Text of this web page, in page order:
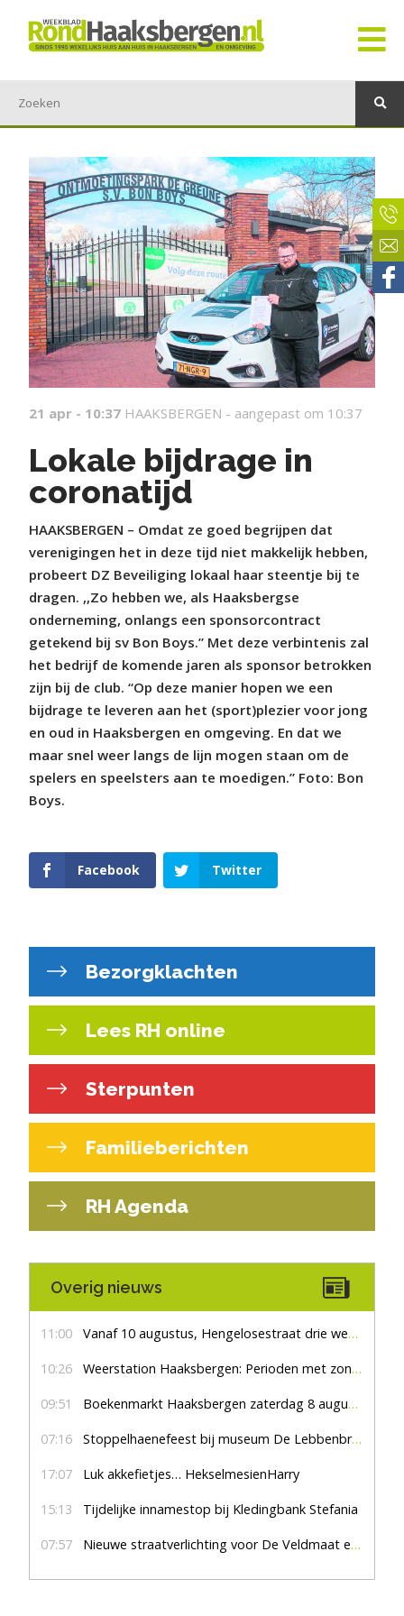
21 apr - 10:37 HAAKSBERGEN - aangepast om 10:37
Lokale bijdrage in
coronatijd
HAAKSBERGEN – Omdat ze goed begrijpen dat
verenigingen het in deze tijd niet makkelijk hebben,
probeert DZ Beveiliging lokaal haar steentje bij te
dragen. ,,Zo hebben we, als Haaksbergse
onderneming, onlangs een sponsorcontract
getekend bij sv Bon Boys.” Met deze verbintenis zal
het bedrijf de komende jaren als sponsor betrokken
zijn bij de club. “Op deze manier hopen we een
bijdrage te leveren aan het (sport)plezier voor jong
en oud in Haaksbergen en omgeving. En dat we
maar snel weer langs de lijn mogen staan om de
spelers en speelsters aan te moedigen.” Foto: Bon
Boys.
Facebook Twitter
Bezorgklachten
Lees RH online
Sterpunten
Familieberichten
RH Agenda
Overig nieuws
11:00 Vanaf 10 augustus, Hengelosestraat drie weken dicht voor doorgaand verkeer
10:26 Weerstation Haaksbergen: Perioden met zon en droog
09:51 Boekenmarkt Haaksbergen zaterdag 8 augustus, marktplein Haaksbergen
07:16 Stoppelhaenefeest bij museum De Lebbenbrugge
17:07 Luk akkefietjes… HekselmesienHarry
15:13 Tijdelijke innamestop bij Kledingbank Stefania
07:57 Nieuwe straatverlichting voor De Veldmaat en De Pas